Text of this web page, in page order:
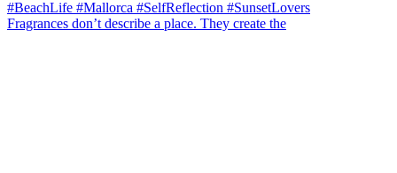
Fragrances don’t describe a place. They create the